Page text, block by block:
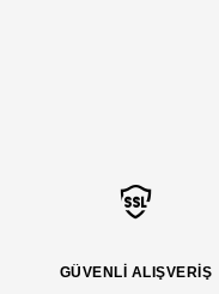
GÜVENLİ ALIŞVERİŞ